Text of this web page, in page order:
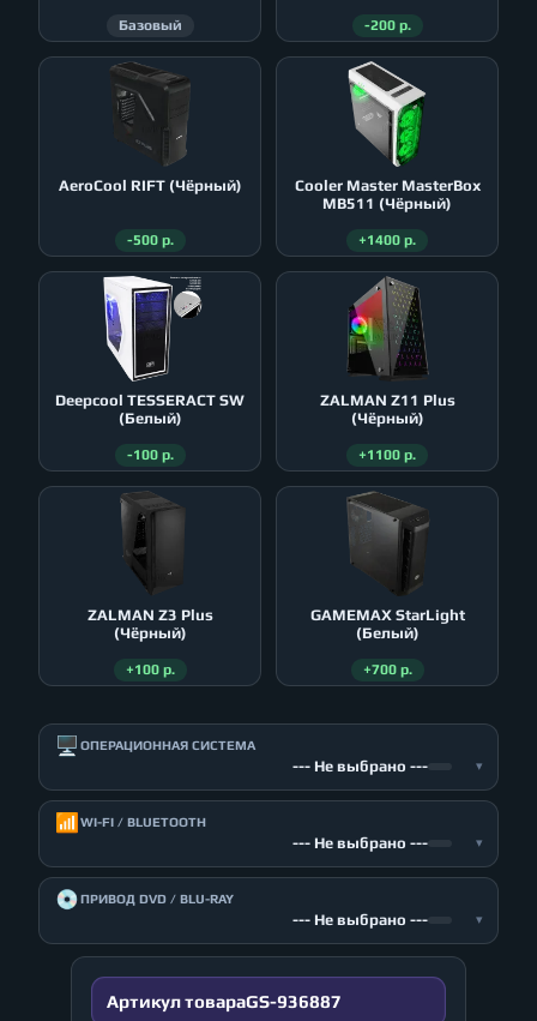
Базовый -200 р.
AeroСool RIFT (Чёрный)
-500 р.
Cooler Master MasterBox
MB511 (Чёрный)
+1400 р.
Deepcool TESSERACT SW
(Белый)
-100 р.
ZALMAN Z11 Plus
(Чёрный)
+1100 р.
ZALMAN Z3 Plus
(Чёрный)
+100 р.
GAMEMAX StarLight
(Белый)
+700 р.
🖥️ ОПЕРАЦИОННАЯ СИСТЕМА
--- Не выбрано --- ▾
📶 WI-FI / BLUETOOTH
--- Не выбрано --- ▾
💿ПРИВОД DVD / BLU-RAY
--- Не выбрано --- ▾
Артикул товараGS-936887